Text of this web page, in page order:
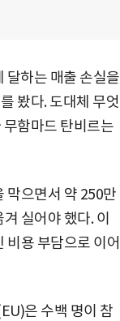
달하는 매출 손실을
봤다. 도대체 무엇
함마드 탄비르는
막으면서 약 250만
실어야 했다. 이
비용 부담으로 이어
은 수백 명이 참